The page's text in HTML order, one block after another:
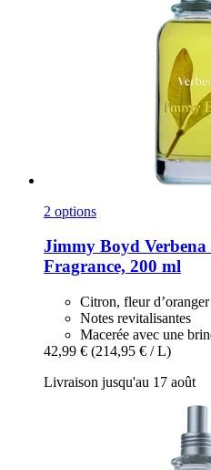
2 options
Jimmy Boyd
Fragrance, 200 ml
Citron, fleur
Notes revitalisantes
Macerée avec une
42,99 € (214,95 € / L)
Livraison jusqu'au 17 août